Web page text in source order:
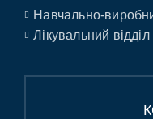
Навчально-
Лікувальний відділ